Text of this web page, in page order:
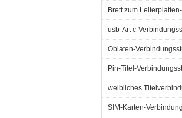
Brett zum
usb-Art c-
Oblaten-
Pin-Titel-
weibliches
SIM-Karten-